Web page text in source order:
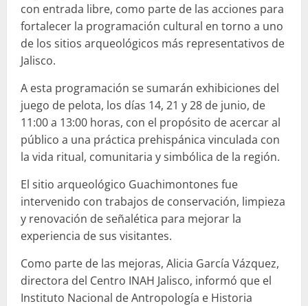
con entrada libre, como parte de las acciones para
fortalecer la programación cultural en torno a uno
de los sitios arqueológicos más representativos de
Jalisco.
A esta programación se sumarán exhibiciones del
juego de pelota, los días 14, 21 y 28 de junio, de
11:00 a 13:00 horas, con el propósito de acercar al
público a una práctica prehispánica vinculada con
la vida ritual, comunitaria y simbólica de la región.
El sitio arqueológico Guachimontones fue
intervenido con trabajos de conservación, limpieza
y renovación de señalética para mejorar la
experiencia de sus visitantes.
Como parte de las mejoras, Alicia García Vázquez,
directora del Centro INAH Jalisco, informó que el
Instituto Nacional de Antropología e Historia